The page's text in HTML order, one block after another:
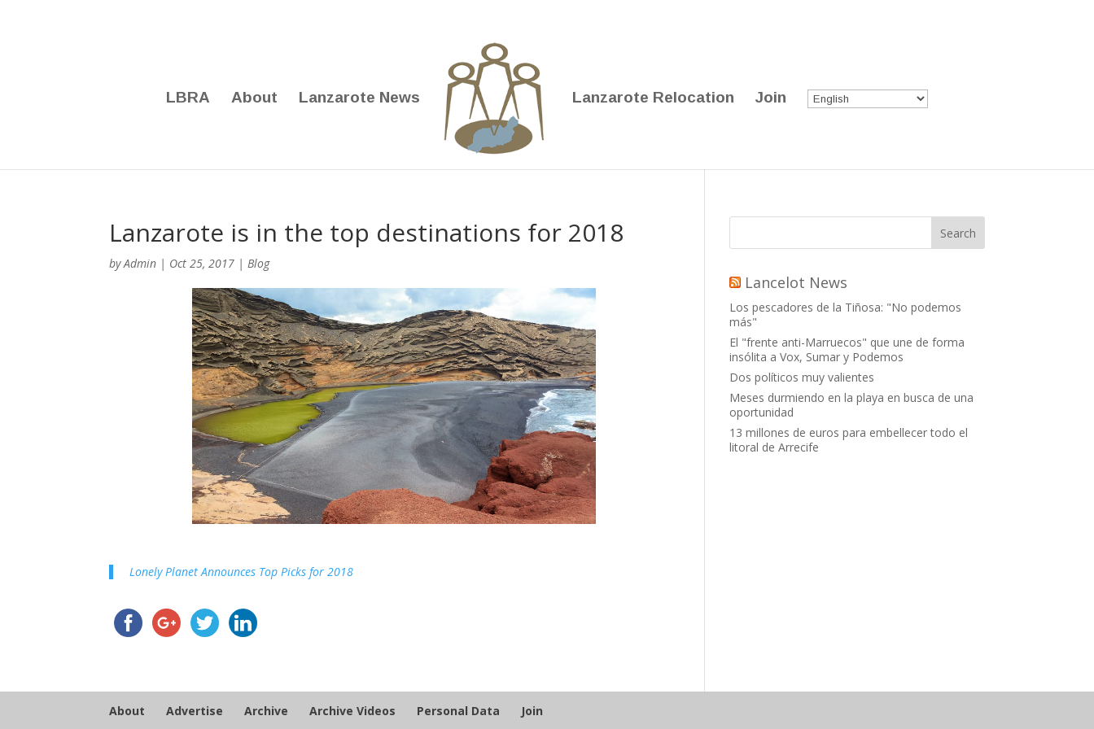
LBRA About Lanzarote News Lanzarote Relocation Join
Lanzarote is in the top destinations for 2018
byAdmin | Oct 25, 2017 |Blog
Lonely Planet Announces Top Picks for 2018
Lancelot News
Los pescadores de la Tiñosa: "No podemos
más"
El "frente anti-Marruecos" que une de forma
insólita a Vox, Sumar y Podemos
Dos políticos muy valientes
Meses durmiendo en la playa en busca de una
oportunidad
13 millones de euros para embellecer todo el
litoral de Arrecife
About Advertise Archive Archive Videos Personal Data Join